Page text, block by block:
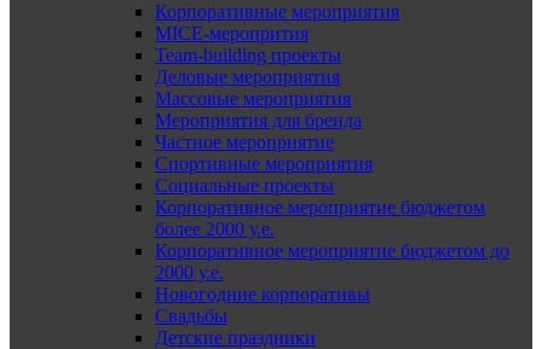
Корпоративные мероприятия
MICE-меропрития
Team-building проекты
Деловые мероприятия
Массовые мероприятия
Мероприятия для бренда
Частное мероприятие
Спортивные мероприятия
Социальные проекты
Корпоративное мероприятие бюджетом
более 2000 у.е.
Корпоративное мероприятие бюджетом до
2000 у.е.
Новогодние корпоративы
Свадьбы
Детские праздники